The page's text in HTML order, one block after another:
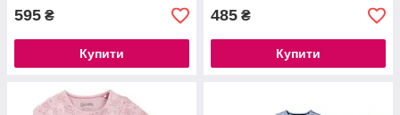
595 ₴
Купити
485 ₴
Купити